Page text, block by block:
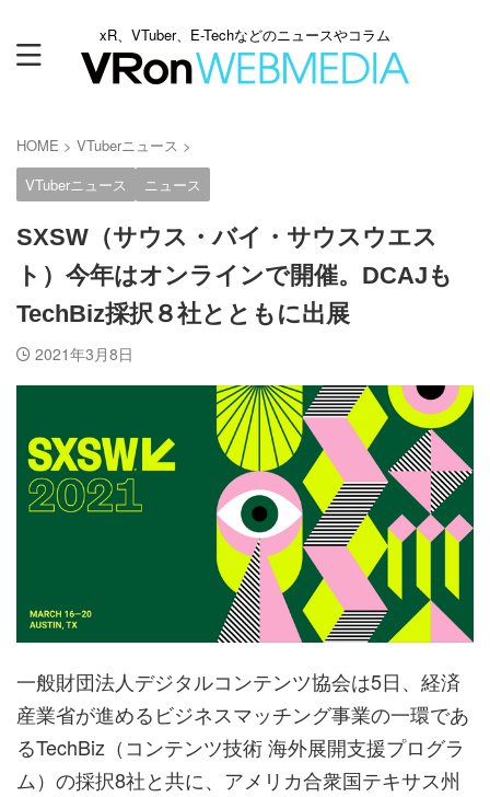
xR、VTuber、E-Techなどのニュースやコラム
HOME > VTuberニュース >
VTuberニュース
ニュース
SXSW（サウス・バイ・サウスウエス
ト）今年はオンラインで開催。DCAJも
TechBiz採択８社とともに出展
2021年3月8日
一般財団法人デジタルコンテンツ協会は5日、経済
産業省が進めるビジネスマッチング事業の一環であ
るTechBiz（コンテンツ技術 海外展開支援プログラ
ム）の採択8社と共に、アメリカ合衆国テキサス州